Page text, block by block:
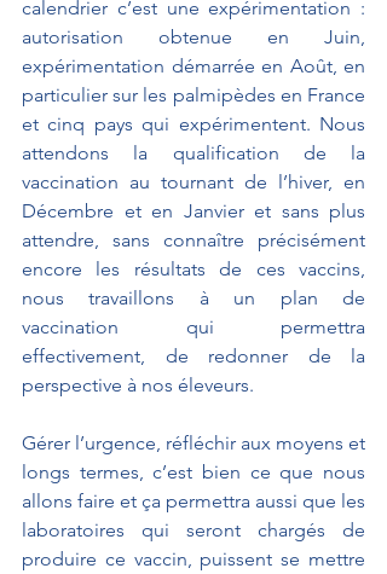
calendrier c’est une expérimentation :
autorisation obtenue en Juin,
expérimentation démarrée en Août, en
particulier sur les palmipèdes en France
et cinq pays qui expérimentent. Nous
attendons la qualification de la
vaccination au tournant de l’hiver, en
Décembre et en Janvier et sans plus
attendre, sans connaître précisément
encore les résultats de ces vaccins,
nous travaillons à un plan de
vaccination qui permettra
effectivement, de redonner de la
perspective à nos éleveurs.
Gérer l’urgence, réfléchir aux moyens et
longs termes, c’est bien ce que nous
allons faire et ça permettra aussi que les
laboratoires qui seront chargés de
produire ce vaccin, puissent se mettre